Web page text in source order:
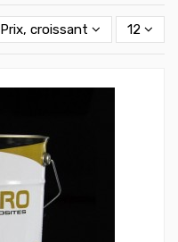
Prix, croissant 12